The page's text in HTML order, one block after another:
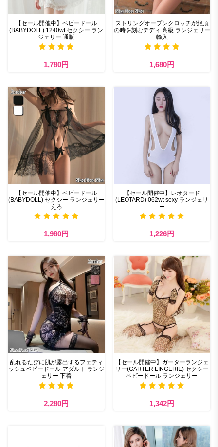
【セール開催中】ベビードール
(BABYDOLL) 1240wt セクシー ラン
ジェリー 通販
1,780円
ストリングオープンクロッチが絶頂
の時を刻むテディ 高級 ランジェリー
輸入
1,680円
【セール開催中】ベビードール
(BABYDOLL) セクシー ランジェリー
えろ
1,980円
【セール開催中】レオタード
(LEOTARD) 062wt sexy ランジェリ
ー
1,226円
乱れるたびに肌が露出するフェティ
ッシュベビードール アダルト ランジ
ェリー 下着
2,280円
【セール開催中】ガーターランジェ
リー(GARTER LINGERIE) セクシー
ベビードール ランジェリー
1,342円